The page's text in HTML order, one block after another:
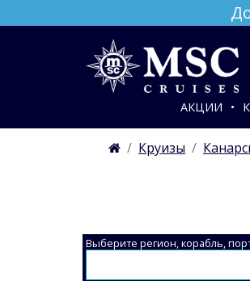
АКЦИИ
Круизы
Выберите регион, корабль,